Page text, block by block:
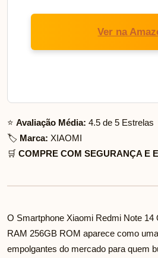
Ver na
⭐ Avaliação Média: 4.5 de 5 Estrelas
🏷️ Marca: XIAOMI
🛒 COMPRE COM SEGURANÇA E
O Smartphone Xiaomi Redmi Note 14
RAM 256GB ROM aparece como
empolgantes do mercado para quem